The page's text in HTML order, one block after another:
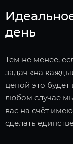
день
Тем не менее,
задач «на
ценой это
любом случае
вас на счёт
сделать